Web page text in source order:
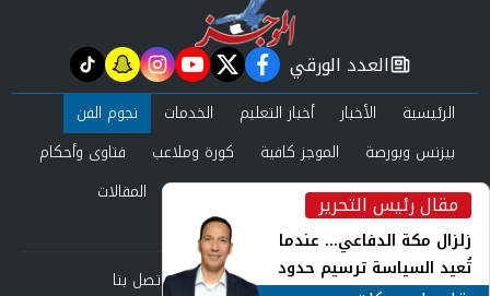
مقال رئيس التحرير
زلزال مكة الدفاعي... عندما
تُعيد السياسة ترسيم حدود
newspaper
العدد الورقي facebook
twitter
youtube
instagram
snapchat
tiktok
الرئيسية الأخبار أخبار التعليم الخدمات
نجوم الفن
بيزنس وبورصة
الموجز كافية كورة وملاعب
فتاوى وأحكام
صحة وجمال
عرب وعالم حوادث ومحاكم
المقالات
العدد الورقي
من نحن
سياسة الخصوصية اتصل بنا